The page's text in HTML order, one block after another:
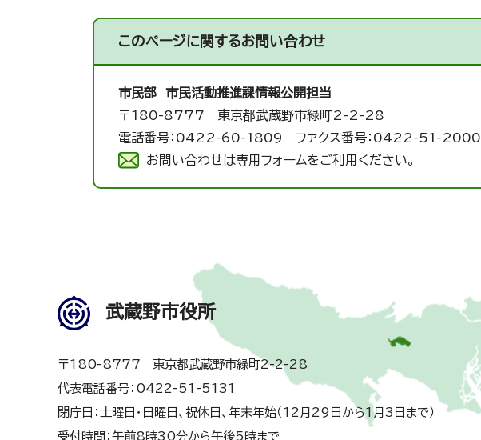
このページに関するお問い合わせ
市民部 市民活動推進課情報公開担当
〒180-8777 東京都武蔵野市緑町2-2-28
電話番号：0422-60-1809 ファクス番号：0422-51-2000
お問い合わせは専用フォームをご利用ください。
武蔵野市役所
〒180-8777 東京都武蔵野市緑町2-2-28
代表電話番号：0422-51-5131
閉庁日：土曜日・日曜日、祝休日、年末年始（12月29日から1月3日まで）
受付時間：午前8時30分から午後5時まで